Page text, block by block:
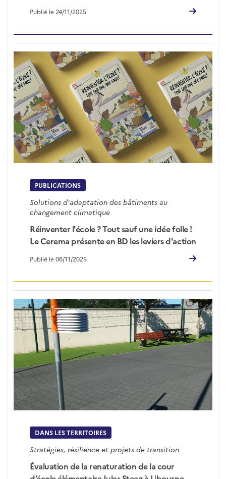
Publié le 24/11/2025
PUBLICATIONS
Solutions d'adaptation des bâtiments au
changement climatique
Réinventer l'école ? Tout sauf une idée folle !
Le Cerema présente en BD les leviers d'action
Publié le 06/11/2025
DANS LES TERRITOIRES
Stratégies, résilience et projets de transition
Évaluation de la renaturation de la cour